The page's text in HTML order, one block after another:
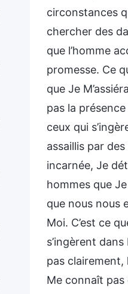
circonstances
chercher des
que l’homme
promesse. Ce
que Je
pas la
ceux qui
assaillis par
incarnée, Je
hommes que
que nous nous
Moi. C’est ce
s’ingèrent
pas clairement,
Me connaît pas